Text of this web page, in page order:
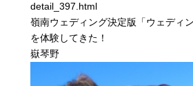
detail_397.html
嶺南ウェディング決定版「ウェディ
を体験してきた！
嶽琴野